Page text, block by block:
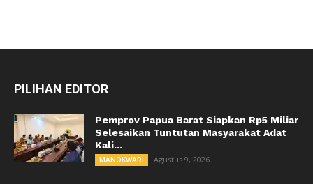
PILIHAN EDITOR
Pemprov Papua Barat Siapkan Rp5 Miliar
Selesaikan Tuntutan Masyarakat Adat
Kali...
MANOKWARI Agustus 9, 2026